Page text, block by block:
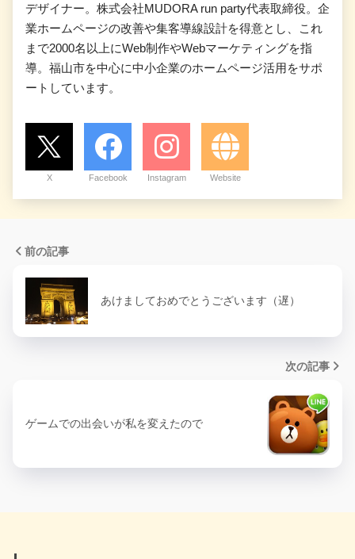
デザイナー。株式会社MUDORA run party代表取締役。企
業ホームページの改善や集客導線設計を得意とし、これ
まで2000名以上にWeb制作やWebマーケティングを指
導。福山市を中心に中小企業のホームページ活用をサポ
ートしています。
X Facebook Instagram Website
前の記事
あけましておめでとうございます（遅）
次の記事
ゲームでの出会いが私を変えたので